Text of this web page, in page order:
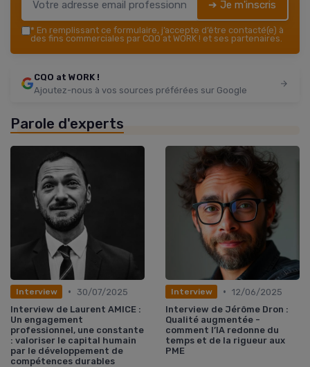
➔ Je m'inscris
* En remplissant ce formulaire, j’accepte d’être contacté(e) à
des fins commerciales par CQO at WORK ! et ses partenaires.
CQO at WORK !
Ajoutez-nous à vos sources préférées sur Google
Parole d'experts
Interview •
30/07/2025
Interview de Laurent AMICE :
Un engagement
professionnel, une constante
: valoriser le capital humain
par le développement de
compétences durables
Interview • 12/06/2025
Interview de Jérôme Dron :
Qualité augmentée -
comment l’IA redonne du
temps et de la rigueur aux
PME